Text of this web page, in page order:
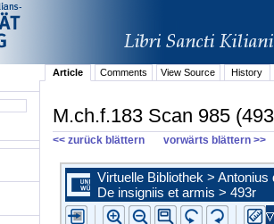
Article Comments View Source History
M.ch.f.183 Scan 985
<< zurück blättern vorwärts blättern >>